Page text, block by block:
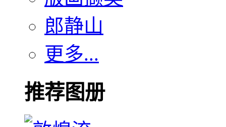
郎静山
更多...
推荐图册